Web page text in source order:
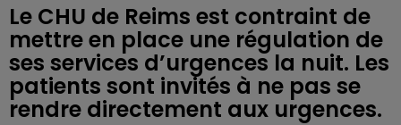
Le CHU de Reims est contraint de
mettre en place une régulation de
ses services d’urgences la nuit. Les
patients sont invités à ne pas se
rendre directement aux urgences.